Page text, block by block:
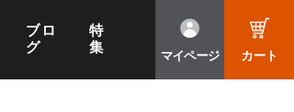
ブロ
グ
特
集
マイページ カート